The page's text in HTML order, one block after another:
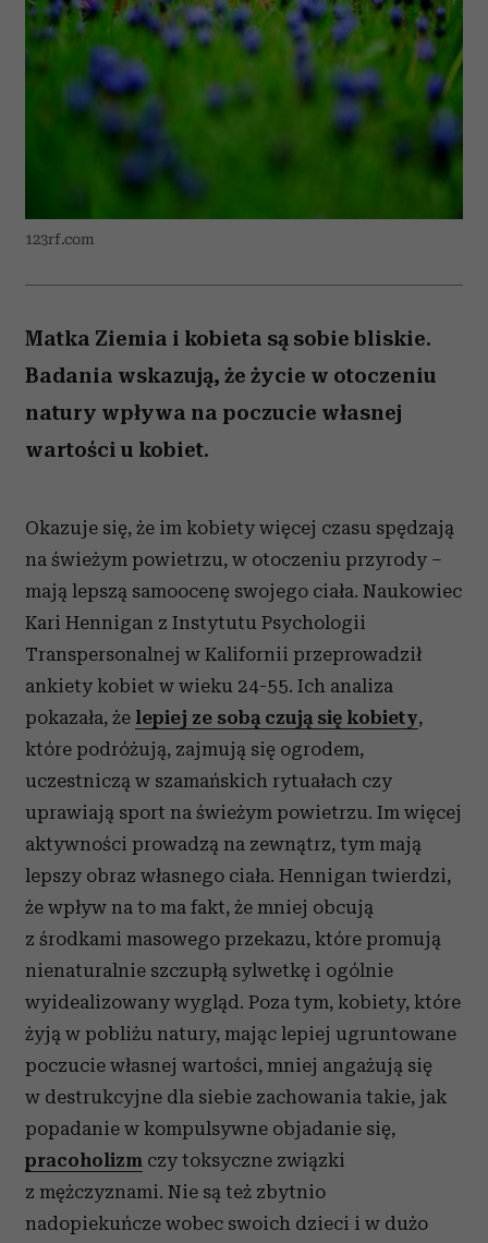
123rf.com
Matka Ziemia i kobieta są sobie bliskie.
Badania wskazują, że życie w otoczeniu
natury wpływa na poczucie własnej
wartości u kobiet.
Okazuje się, że im kobiety więcej czasu spędzają
na świeżym powietrzu, w otoczeniu przyrody –
mają lepszą samoocenę swojego ciała. Naukowiec
Kari Hennigan z Instytutu Psychologii
Transpersonalnej w Kalifornii przeprowadził
ankiety kobiet w wieku 24-55. Ich analiza
pokazała, że lepiej ze sobą czują się kobiety,
które podróżują, zajmują się ogrodem,
uczestniczą w szamańskich rytuałach czy
uprawiają sport na świeżym powietrzu. Im więcej
aktywności prowadzą na zewnątrz, tym mają
lepszy obraz własnego ciała. Hennigan twierdzi,
że wpływ na to ma fakt, że mniej obcują
z środkami masowego przekazu, które promują
nienaturalnie szczupłą sylwetkę i ogólnie
wyidealizowany wygląd. Poza tym, kobiety, które
żyją w pobliżu natury, mając lepiej ugruntowane
poczucie własnej wartości, mniej angażują się
w destrukcyjne dla siebie zachowania takie, jak
popadanie w kompulsywne objadanie się,
pracoholizm czy toksyczne związki
z mężczyznami. Nie są też zbytnio
nadopiekuńcze wobec swoich dzieci i w dużo